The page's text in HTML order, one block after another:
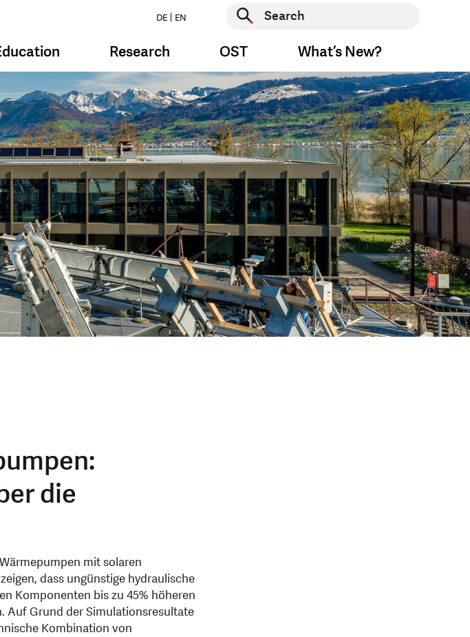
DE EN
Start search
Research OST What’s New?
die
mit solaren
dass ungünstige hydraulische
Komponenten bis zu 45% höheren
Auf Grund der Simulationsresultate
Kombination von